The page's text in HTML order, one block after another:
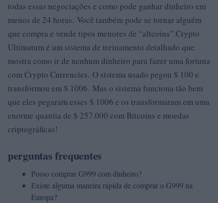
todas essas negociações e como pode ganhar dinheiro em
menos de 24 horas. Você também pode se tornar alguém
que compra e vende tipos menores de “altcoins”.Crypto
Ultimatum é um sistema de treinamento detalhado que
mostra como ir de nenhum dinheiro para fazer uma fortuna
com Crypto Currencies. O sistema usado pegou $ 100 e
transformou em $ 1006. Mas o sistema funciona tão bem
que eles pegaram esses $ 1006 e os transformaram em uma
enorme quantia de $ 257.000 com Bitcoins e moedas
criptográficas!
perguntas frequentes
Posso comprar G999 com dinheiro?
Existe alguma maneira rápida de comprar o G999 na
Europa?